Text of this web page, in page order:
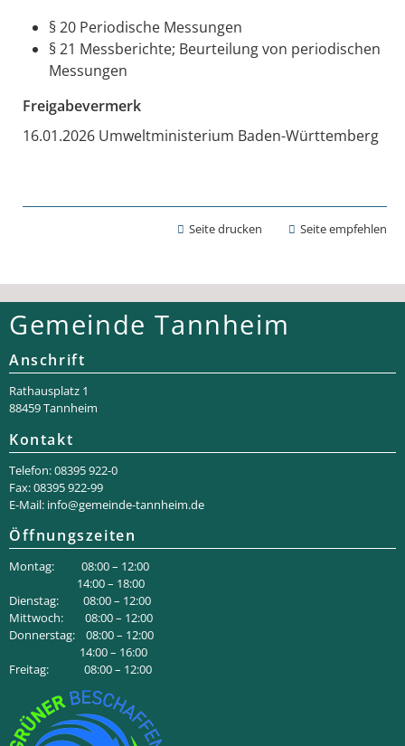
§ 20 Periodische Messungen
§ 21 Messberichte; Beurteilung von periodischen
Messungen
Freigabevermerk
16.01.2026 Umweltministerium Baden-Württemberg
Seite drucken Seite empfehlen
Gemeinde Tannheim
Anschrift
Rathaus­platz 1
88459 Tannheim
Kontakt
Telefon: 08395 922-0
Fax: 08395 922-99
E-Mail: info@gemeinde-tannheim.de
Öffnungszeiten
Montag: 08:00 – 12:00
14:00 – 18:00
Dienstag: 08:00 – 12:00
Mittwoch: 08:00 – 12:00
Donnerstag: 08:00 – 12:00
14:00 – 16:00
Freitag: 08:00 – 12:00